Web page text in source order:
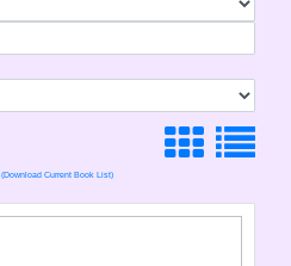
(Download Current Book List)